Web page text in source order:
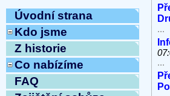
Úvodní strana
Kdo jsme
Z historie
Co nabízíme
FAQ
...
...